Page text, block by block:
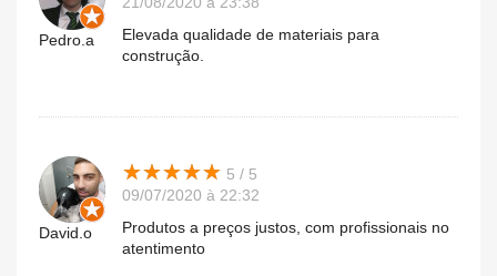
Pedro.a
Elevada qualidade de materiais para
construção.
David.o
★★★★★
★★★★★ 5 / 5
09/07/2020 à 22:32
Produtos a preços justos, com profissionais no
atentimento